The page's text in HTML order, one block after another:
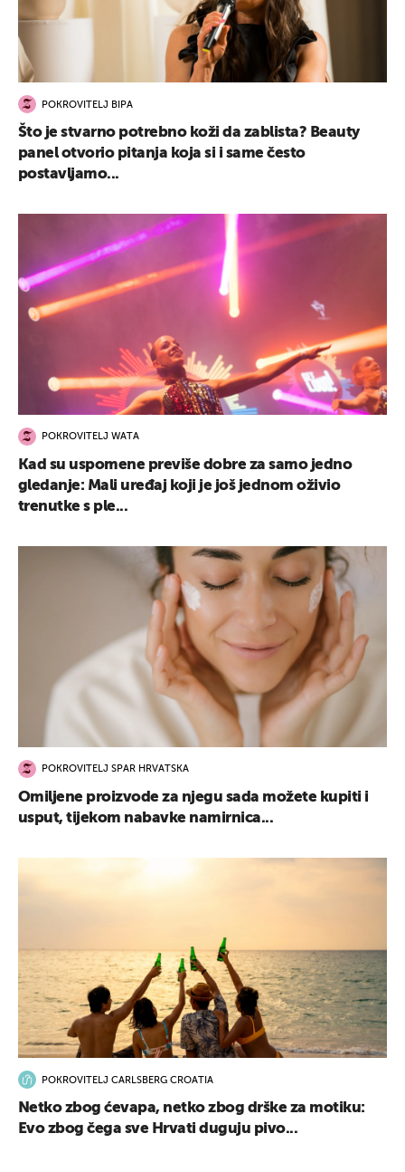
POKROVITELJ BIPA
Što je stvarno potrebno koži da zablista? Beauty
panel otvorio pitanja koja si i same često
postavljamo...
POKROVITELJ WATA
Kad su uspomene previše dobre za samo jedno
gledanje: Mali uređaj koji je još jednom oživio
trenutke s ple...
POKROVITELJ SPAR HRVATSKA
Omiljene proizvode za njegu sada možete kupiti i
usput, tijekom nabavke namirnica...
POKROVITELJ CARLSBERG CROATIA
Netko zbog ćevapa, netko zbog drške za motiku:
Evo zbog čega sve Hrvati duguju pivo...